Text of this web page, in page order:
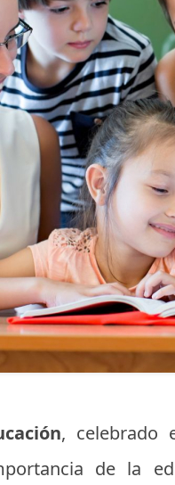
, celebrado
de la